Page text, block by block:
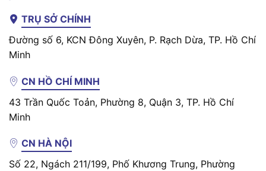
TRỤ SỞ CHÍNH
Đường số 6, KCN Đông Xuyên, P. Rạch Dừa, TP. Hồ Chí
Minh
CN HỒ CHÍ MINH
43 Trần Quốc Toản, Phường 8, Quận 3, TP. Hồ Chí
Minh
CN HÀ NỘI
Số 22, Ngách 211/199, Phố Khương Trung, Phường